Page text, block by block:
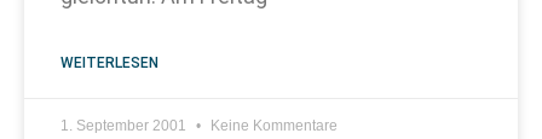
WEITERLESEN
1. September 2001 Keine Kommentare